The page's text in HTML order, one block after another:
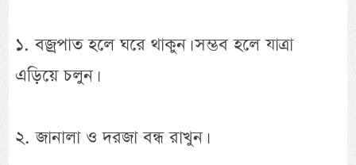
১. বজ্রপাত হলে ঘরে থাকুন। সম্ভব হলে যাত্রা
এড়িয়ে চলুন।
২. জানালা ও দরজা বন্ধ রাখুন।